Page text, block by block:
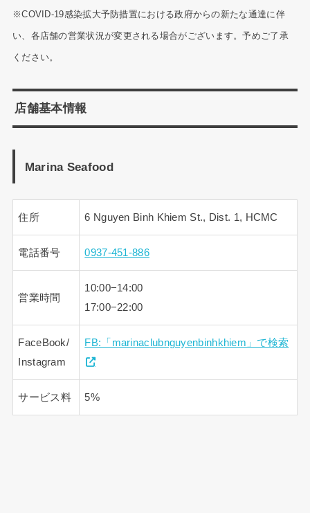
※COVID-19感染拡大予防措置における政府からの新たな通達に伴
い、各店舗の営業状況が変更される場合がございます。予めご了承
ください。
店舗基本情報
Marina Seafood
住所 6 Nguyen Binh Khiem St., Dist. 1, HCMC
電話番号 0937-451-886
営業時間
10:00−14:00
17:00−22:00
FaceBook/
Instagram
FB:「marinaclubnguyenbinhkhiem」で検索
サービス料 5%